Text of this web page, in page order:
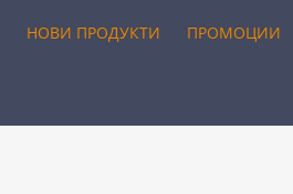
НОВИ ПРОДУКТИ ПРОМОЦИИ